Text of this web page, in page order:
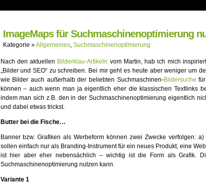
ImageMaps für Suchmaschinenoptimierung
Kategorie »Allgemeines, Suchmaschinenoptimierung
Nach den aktuellen Bilderklau-Artikeln vom Martin, hab ich mich
„Bilder und SEO“ zu schreiben. Bei mir geht es heute aber weniger um
wie Bilder auch außerhalb der beliebten Suchmaschinen-Bildersuche
können – auch wenn man ja eigentlich eher die klassischen Textlinks
indem man sich z.B. den in der Suchmaschinenoptimierung eigentlich
und dabei etwas trickst.
Butter bei die Fische…
Banner bzw. Grafiken als Werbeform können zwei Zwecke verfolgen:
sollen einfach nur als Branding-Instrument für ein neues Produkt, eine
ist hier aber eher nebensächlich – wichtig ist die Form als Grafik.
Suchmaschinenoptimierung nutzen kann.
Variante 1